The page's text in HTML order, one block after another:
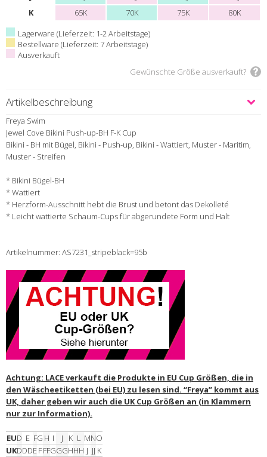
K
65K 70K 75K
80K
Lagerware (Lieferzeit: 1-2 Arbeitstage)
Bestellware (Lieferzeit: 7 Arbeitstage)
Ausverkauft
Gewünschte Größe ausverkauft?
Artikelbeschreibung
Freya Swim
Jewel Cove Bikini Push-up-BH F-K Cup
Bikini - BH mit Bügel, Bikini - Push-up, Bikini - Wattiert, Muster - Maritim,
Muster - Streifen
* Bikini Bügel-BH
* Wattiert
* Herzform-Ausschnitt hebt die Brust und betont das Dekolleté
* Leicht wattierte Schaum-Cups für abgerundete Form und Halt
Artikelnummer: AS7231_stripeblack=95b
Achtung: LACE verkauft die Produkte in EU Cup Größen, die in
den Wäscheetiketten (bei EU) zu lesen sind. “Freya” kommt aus
UK, daher geben wir auch die UK Cup Größen an (in Klammern
nur zur Information).
EUD E FG H I J K L MNO
UKDDDEFFFGGGHHH J JJ K